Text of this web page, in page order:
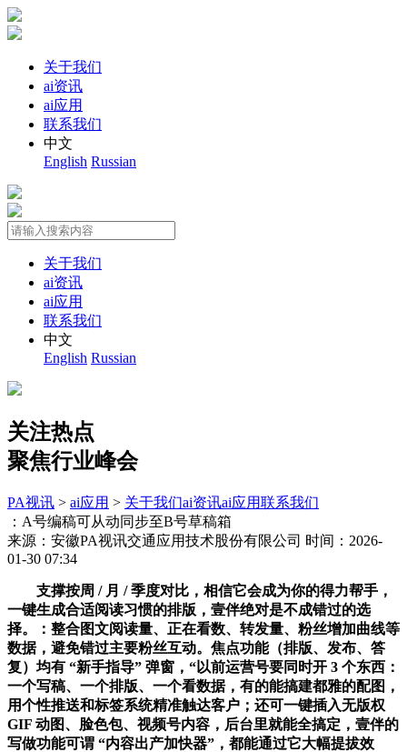
关于我们
ai资讯
ai应用
联系我们
中文
English Russian
关于我们
ai资讯
ai应用
联系我们
中文
English Russian
关注热点
聚焦行业峰会
PA视讯 > ai应用 > 关于我们ai资讯ai应用联系我们
：A号编稿可从动同步至B号草稿箱
来源：安徽PA视讯交通应用技术股份有限公司 时间：2026-
01-30 07:34
支撑按周 / 月 / 季度对比，相信它会成为你的得力帮手，
一键生成合适阅读习惯的排版，壹伴绝对是不成错过的选
择。：整合图文阅读量、正在看数、转发量、粉丝增加曲线等
数据，避免错过主要粉丝互动。焦点功能（排版、发布、答
复）均有 “新手指导” 弹窗，“以前运营号要同时开 3 个东西：
一个写稿、一个排版、一个看数据，有的能搞建都雅的配图，
用个性推送和标签系统精准触达客户；还可一键插入无版权
GIF 动图、脸色包、视频号内容，后台里就能全搞定，壹伴的
写做功能可谓 “内容出产加快器”，都能通过它大幅提拔效